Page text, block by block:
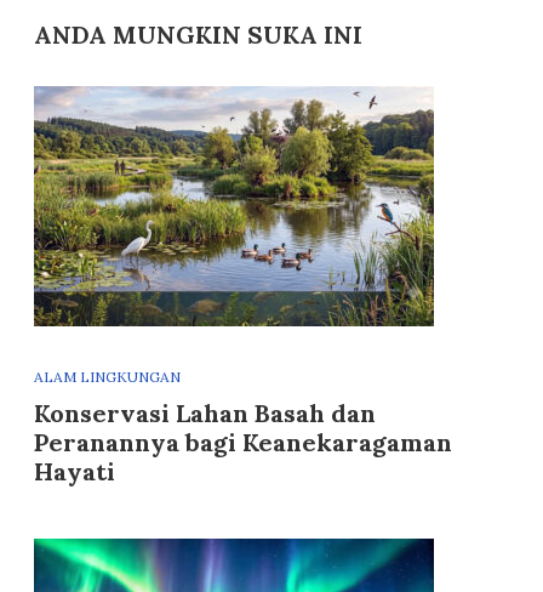
ANDA MUNGKIN SUKA INI
ALAM LINGKUNGAN
Konservasi Lahan Basah dan
Peranannya bagi Keanekaragaman
Hayati